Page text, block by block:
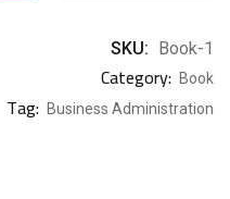
SKU: Book-1
Category: Book
Tag: Business Administration